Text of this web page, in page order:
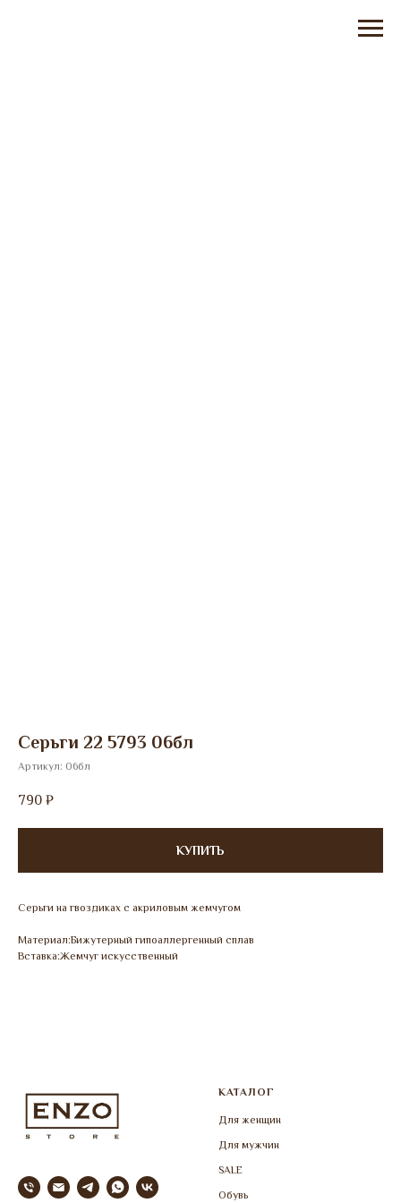
Серьги 22 5793 06бл
Артикул: 06бл
790 ₽
КУПИТЬ
Серьги на гвоздиках с акриловым жемчугом
Материал:Бижутерный гипоаллергенный сплав
Вставка:Жемчуг искусственный
КАТАЛОГ
Для женщин
Для мужчин
SALE
Обувь